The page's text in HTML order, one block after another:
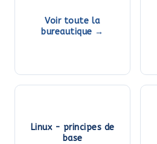
Voir toute la
bureautique →
Linux - principes de
base